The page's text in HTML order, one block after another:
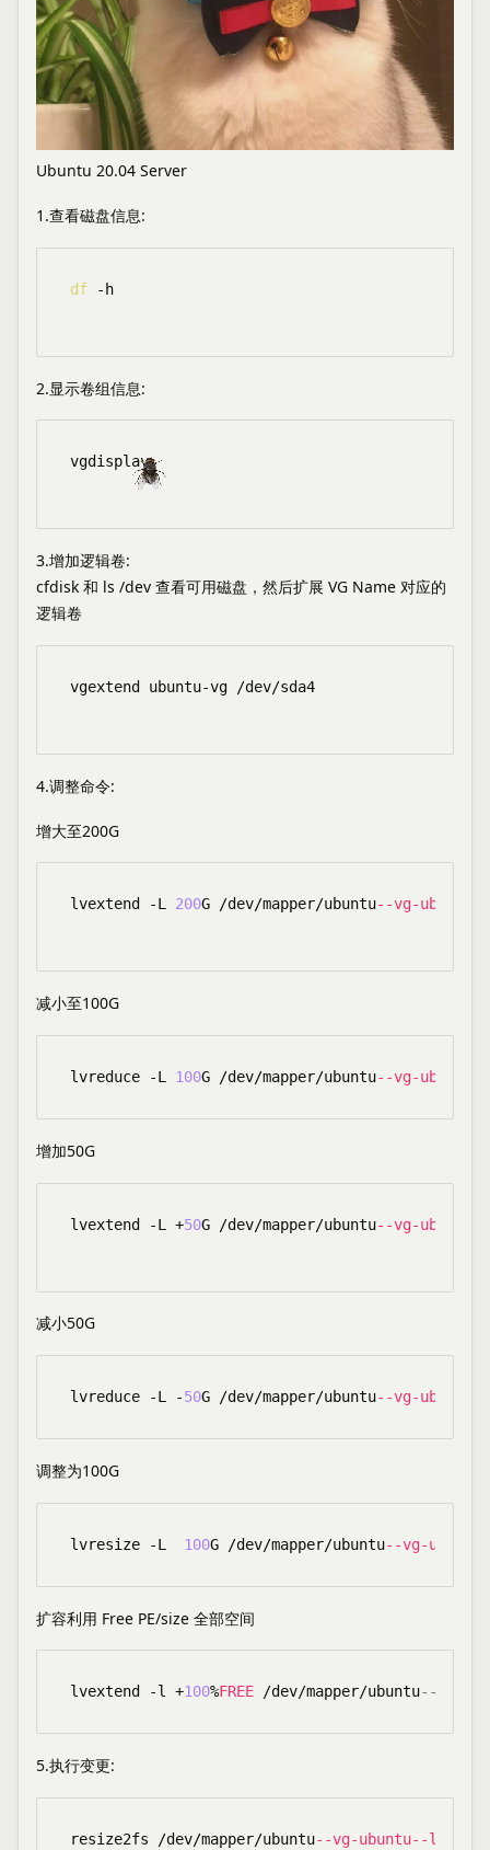
Ubuntu 20.04 Server
1.查看磁盘信息:
df -h
2.显示卷组信息:
vgdisplay
3.增加逻辑卷:
cfdisk 和 ls /dev 查看可用磁盘，然后扩展 VG Name 对应的
逻辑卷
vgextend ubuntu-vg /dev/sda4
4.调整命令:
增大至200G
lvextend -L 200G /dev/mapper/ubuntu--vg-
减小至100G
lvreduce -L 100G /dev/mapper/ubuntu--vg-
增加50G
lvextend -L +50G /dev/mapper/ubuntu--vg-
减小50G
lvreduce -L -50G /dev/mapper/ubuntu--vg-
调整为100G
lvresize -L 100G /dev/mapper/ubuntu--vg-
扩容利用 Free PE/size 全部空间
lvextend -l +100%FREE /dev/mapper/ubuntu--vg-
5.执行变更:
resize2fs /dev/mapper/ubuntu--vg-ubuntu--lv